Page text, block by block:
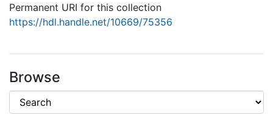
Permanent URI for this collection
https://hdl.handle.net/10669/75356
Browse